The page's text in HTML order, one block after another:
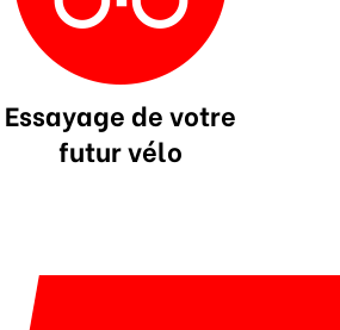
Essayage de votre
futur vélo